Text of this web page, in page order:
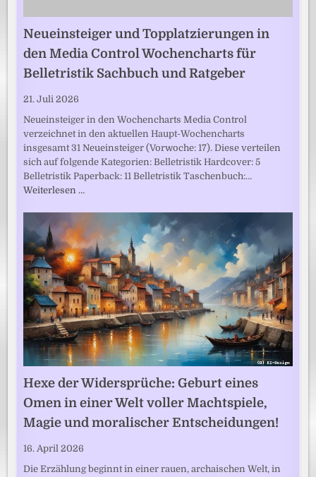
Neueinsteiger und Topplatzierungen in
den Media Control Wochencharts für
Belletristik Sachbuch und Ratgeber
21. Juli 2026
Neueinsteiger in den Wochencharts Media Control
verzeichnet in den aktuellen Haupt-Wochencharts
insgesamt 31 Neueinsteiger (Vorwoche: 17). Diese verteilen
sich auf folgende Kategorien: Belletristik Hardcover: 5
Belletristik Paperback: 11 Belletristik Taschenbuch:…
Weiterlesen …
Hexe der Widersprüche: Geburt eines
Omen in einer Welt voller Machtspiele,
Magie und moralischer Entscheidungen!
16. April 2026
Die Erzählung beginnt in einer rauen, archaischen Welt, in